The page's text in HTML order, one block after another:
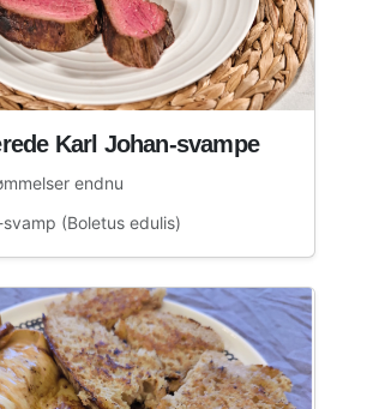
Karl Johan-svampe
endnu
(Boletus edulis)